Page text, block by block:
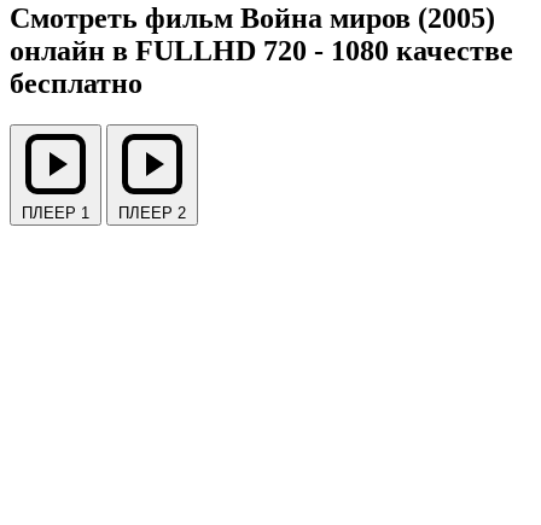
Смотреть фильм Война миров (2005)
онлайн в FULLHD 720 - 1080 качестве
бесплатно
ПЛЕЕР 1 ПЛЕЕР 2